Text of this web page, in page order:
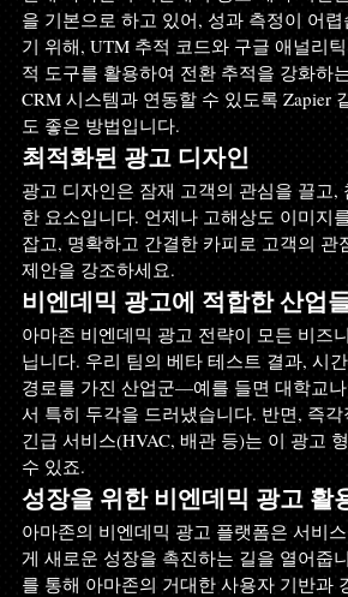
을 기본으로 하고 있어, 성과 측정이 어
기 위해, UTM 추적 코드와 구글 애널리
적 도구를 활용하여 전환 추적을 강화하
CRM 시스템과 연동할 수 있도록 Zapier
도 좋은 방법입니다.
최적화된 광고 디자인
광고 디자인은 잠재 고객의 관심을 끌고,
한 요소입니다. 언제나 고해상도 이미지
잡고, 명확하고 간결한 카피로 고객의 관
제안을 강조하세요.
비엔데믹 광고에 적합한 산업
아마존 비엔데믹 광고 전략이 모든 비즈
닙니다. 우리 팀의 베타 테스트 결과, 시
경로를 가진 산업군—예를 들면 대학교
서 특히 두각을 드러냈습니다. 반면, 즉
긴급 서비스(HVAC, 배관 등)는 이 광고
수 있죠.
성장을 위한 비엔데믹 광고 활
아마존의 비엔데믹 광고 플랫폼은 서비
게 새로운 성장을 촉진하는 길을 열어줍
를 통해 아마존의 거대한 사용자 기반과